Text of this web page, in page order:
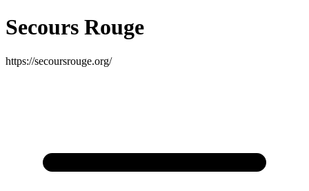
Secours Rouge
https://secoursrouge.org/